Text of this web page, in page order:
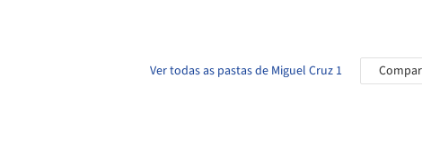
Ver todas as pastas de Miguel Cruz 1